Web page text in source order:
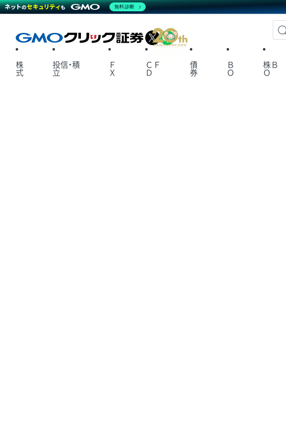
X
株
式
投信・積
立
Ｆ
Ｘ
ＣＦ
Ｄ
債
券
Ｂ
Ｏ
株Ｂ
Ｏ
無料診断